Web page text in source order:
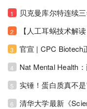
1 贝克曼库尔特连续
2
3
4
5
6 清华大学最新《